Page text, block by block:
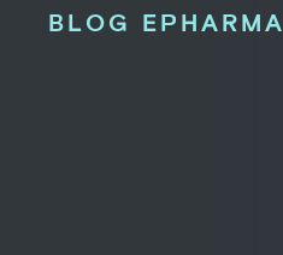
BLOG EPHARMA